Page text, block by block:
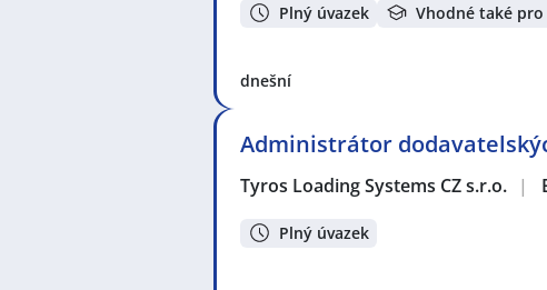
Plný úvazek Vhodné také
dnešní
Administrátor
Tyros Loading Systems CZ s.r.o. |
Plný úvazek